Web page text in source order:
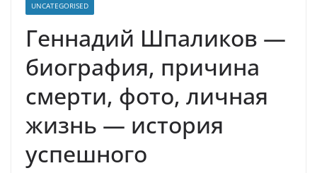
UNCATEGORISED
Геннадий Шпаликов —
биография, причина
смерти, фото, личная
жизнь — история
успешного